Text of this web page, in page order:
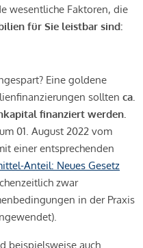
wesentliche Faktoren, die
für Sie leistbar sind:
Eine goldene
sollten ca.
finanziert werden.
01. August 2022 vom
einer entsprechenden
Anteil: Neues Gesetz
zwar
in der Praxis
beispielsweise auch